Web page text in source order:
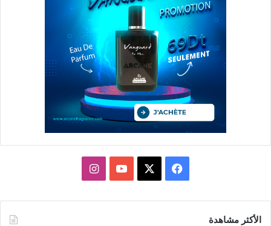
فيسبوك يوتيوبانستقرام
الأكثر مشاهدة